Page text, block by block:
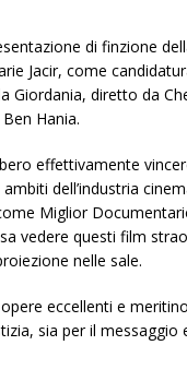
di finzione
Jacir, come
Giordania, diretto da
Hania.
effettivamente
dell’industria
Miglior
vedere questi film
nelle sale.
eccellenti e
sia per il